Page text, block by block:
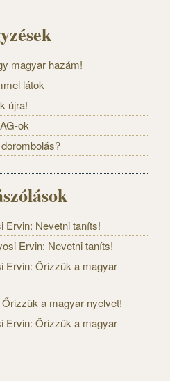
magyar hazám!
látok
újra!
ok
Ervin: Nevetni taníts!
Ervin: Nevetni taníts!
Ervin: Őrizzük a magyar
a magyar nyelvet!
Ervin: Őrizzük a magyar